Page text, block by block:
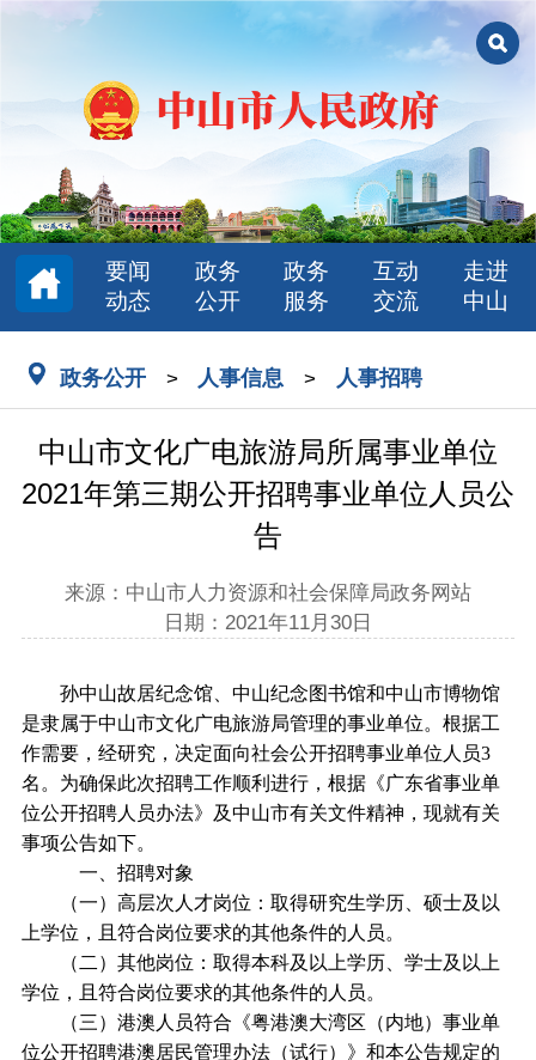
要闻
动态
政务
公开
政务
服务
互动
交流
走进
中山
政务公开 > 人事信息 > 人事招聘
中山市文化广电旅游局所属事业单位
2021年第三期公开招聘事业单位人员公
告
来源：中山市人力资源和社会保障局政务网站
日期：2021年11月30日
孙中山故居纪念馆、中山纪念图书馆和中山市博物馆
是隶属于中山市文化广电旅游局管理的事业单位。根据工
作需要，经研究，决定面向社会公开招聘事业单位人员3
名。为确保此次招聘工作顺利进行，根据《广东省事业单
位公开招聘人员办法》及中山市有关文件精神，现就有关
事项公告如下。
一、招聘对象
（一）高层次人才岗位：取得研究生学历、硕士及以
上学位，且符合岗位要求的其他条件的人员。
（二）其他岗位：取得本科及以上学历、学士及以上
学位，且符合岗位要求的其他条件的人员。
（三）港澳人员符合《粤港澳大湾区（内地）事业单
位公开招聘港澳居民管理办法（试行）》和本公告规定的